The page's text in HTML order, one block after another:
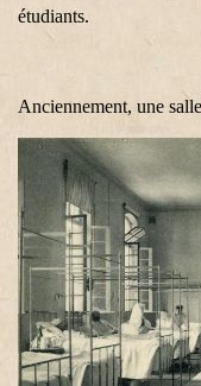
étudiants.
Anciennement, une